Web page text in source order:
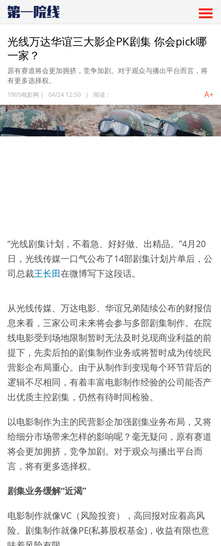
光线万达华谊三大影企PK剧集 你会pick哪
一家？
原有赛道将会更加拥挤，竞争加剧。对于观众与播出平台而言，将
有更多选择权。
1905电影网 | 04/24 12:50 | 阅读： A+
“光线剧集计划，不着急、好好做、出精品。”4月20
日，光线传媒一口气公布了14部剧集计划片单后，公
司总裁王长田在微博写下这段话。
从光线传媒、万达电影、华谊兄弟陆续公布的财报信
息来看，三家公司未来将会参与多部剧集制作。在院
线电影受到场地限制暂时无法及时兑现商业利益的前
提下，先卖后拍的剧集制作业务或将暂时成为传统民
营影企布局重心。由于从制作到变现每个环节背后的
逻辑不尽相同，有着丰富电影制作经验的公司能否产
出优质主控剧集，仍然有待时间检验。
以电影制作为主的民营影企加强剧集业务布局，又将
给细分市场带来怎样的影响呢？毫无疑问，原有赛道
将会更加拥挤，竞争加剧。对于观众与播出平台而
言，将有更多选择权。
剧集业务缓解“近渴”
电影制作就像VC（风险投资），高回报对应着高风
险。剧集制作就像PE(私募股权基金)，收益有限也意